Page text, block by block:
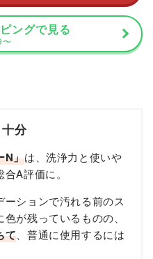
ングで見る
〜
分
N」は、洗浄力と使いや
A評価に。
ションで汚れる前のス
が残っているものの、
て 、普通に使用するには